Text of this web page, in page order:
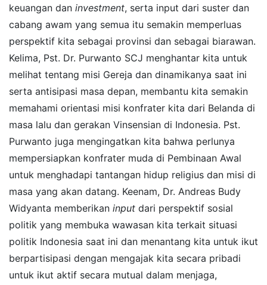
keuangan dan investment, serta input dari suster dan
cabang awam yang semua itu semakin memperluas
perspektif kita sebagai provinsi dan sebagai biarawan.
Kelima, Pst. Dr. Purwanto SCJ menghantar kita untuk
melihat tentang misi Gereja dan dinamikanya saat ini
serta antisipasi masa depan, membantu kita semakin
memahami orientasi misi konfrater kita dari Belanda di
masa lalu dan gerakan Vinsensian di Indonesia. Pst.
Purwanto juga mengingatkan kita bahwa perlunya
mempersiapkan konfrater muda di Pembinaan Awal
untuk menghadapi tantangan hidup religius dan misi di
masa yang akan datang. Keenam, Dr. Andreas Budy
Widyanta memberikan input dari perspektif sosial
politik yang membuka wawasan kita terkait situasi
politik Indonesia saat ini dan menantang kita untuk ikut
berpartisipasi dengan mengajak kita secara pribadi
untuk ikut aktif secara mutual dalam menjaga,